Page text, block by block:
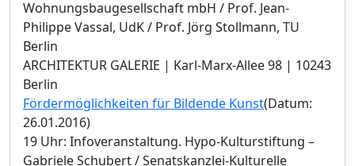
Wohnungsbaugesellschaft mbH / Prof. Jean-
Philippe Vassal, UdK / Prof. Jörg Stollmann, TU
Berlin
ARCHITEKTUR GALERIE | Karl-Marx-Allee 98 | 10243
Berlin
Fördermöglichkeiten für Bildende Kunst(Datum:
26.01.2016)
19 Uhr: Infoveranstaltung. Hypo-Kulturstiftung –
Gabriele Schubert / Senatskanzlei-Kulturelle